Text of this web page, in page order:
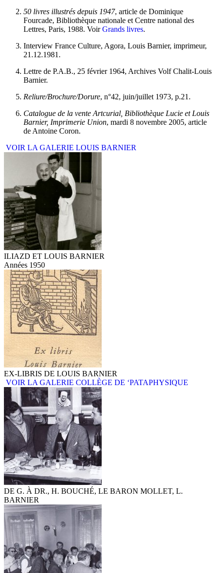
50 livres illustrés depuis 1947, article de Dominique
Fourcade, Bibliothèque nationale et Centre national des
Lettres, Paris, 1988. VoirGrands livres.
Interview France Culture, Agora, Louis Barnier, imprimeur,
21.12.1981.
Lettre de P.A.B., 25 février 1964, Archives Volf Chalit-Louis
Barnier.
Reliure/Brochure/Dorure, n°42, juin/juillet 1973, p.21.
Catalogue de la vente Artcurial, Bibliothèque Lucie et Louis
Barnier, Imprimerie Union, mardi 8 novembre 2005, article
de Antoine Coron.
VOIR LA GALERIE LOUIS BARNIER
ILIAZD ET LOUIS BARNIER
Années 1950
EX-LIBRIS DE LOUIS BARNIER
VOIR LA GALERIE COLLÈGE DE ‘PATAPHYSIQUE
DE G. À DR., H. BOUCHÉ, LE BARON MOLLET, L.
BARNIER